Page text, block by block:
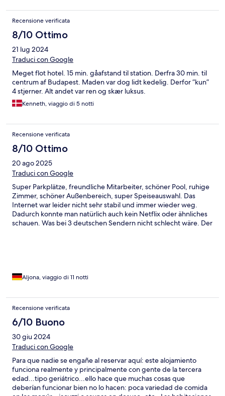
Recensione verificata
8/10 Ottimo
21 lug 2024
Traduci con Google
Meget flot hotel. 15 min. gåafstand til station. Derfra 30 min. til
centrum af Budapest. Maden var dog lidt kedelig. Derfor “kun”
4 stjerner. Alt andet var ren og skær luksus.
Kenneth, viaggio di 5 notti
Recensione verificata
8/10 Ottimo
20 ago 2025
Traduci con Google
Super Parkplätze, freundliche Mitarbeiter, schöner Pool, ruhige
Zimmer, schöner Außenbereich, super Speiseauswahl. Das
Internet war leider nicht sehr stabil und immer wieder weg.
Dadurch konnte man natürlich auch kein Netflix oder ähnliches
schauen. Was bei 3 deutschen Sendern nicht schlecht wäre. Der
Aljona, viaggio di 11 notti
Recensione verificata
6/10 Buono
30 giu 2024
Traduci con Google
Para que nadie se engañe al reservar aquí: este alojamiento
funciona realmente y principalmente con gente de la tercera
edad...tipo geriátrico...ello hace que muchas cosas que
deberían funcionar bien no lo hacen: poca variedad de comida